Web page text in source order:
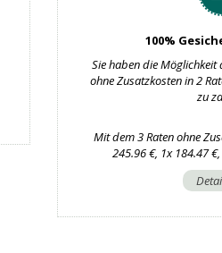
100%
Sie haben die Möglichkeit
ohne Zusatzkosten in 2
zu
Mit dem 3 Raten ohne
245.96 €, 1x 184.47